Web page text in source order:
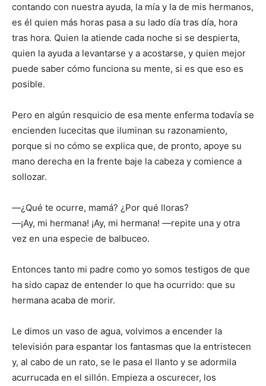
contando con nuestra ayuda, la mía y la de mis hermanos,
es él quien más horas pasa a su lado día tras día, hora
tras hora. Quien la atiende cada noche si se despierta,
quien la ayuda a levantarse y a acostarse, y quien mejor
puede saber cómo funciona su mente, si es que eso es
posible.
Pero en algún resquicio de esa mente enferma todavía se
encienden lucecitas que iluminan su razonamiento,
porque si no cómo se explica que, de pronto, apoye su
mano derecha en la frente baje la cabeza y comience a
sollozar.
―¿Qué te ocurre, mamá? ¿Por qué lloras?
―¡Ay, mi hermana! ¡Ay, mi hermana! ―repite una y otra
vez en una especie de balbuceo.
Entonces tanto mi padre como yo somos testigos de que
ha sido capaz de entender lo que ha ocurrido: que su
hermana acaba de morir.
Le dimos un vaso de agua, volvimos a encender la
televisión para espantar los fantasmas que la entristecen
y, al cabo de un rato, se le pasa el llanto y se adormila
acurrucada en el sillón. Empieza a oscurecer, los